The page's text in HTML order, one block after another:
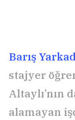
Barış
stajyer
Altaylı’nın
alamayan